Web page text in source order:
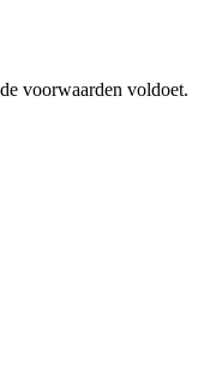
voorwaarden voldoet.